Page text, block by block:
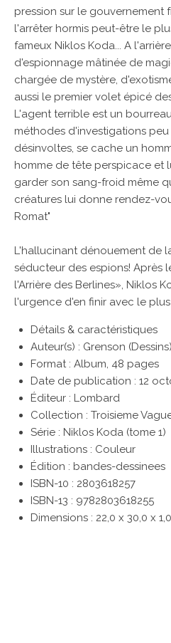
pression sur le gouvernement
l'arrêter hormis peut-être le
fameux Niklos Koda... A
d'espionnage mâtinée de
chargée de mystère,
aussi le premier volet épicé
L'agent terrible est un
méthodes d'investigations peu
désinvoltes, se cache un
homme de tête perspicace et
garder son sang-froid même
créatures lui donne rendez-
Romat"
L'hallucinant dénouement de
séducteur des espions! Après
l'Arrière des Berlines», Niklos
l'urgence d'en finir avec le
Détails & caractéristiques
Auteur(s) : Grenson
Format : Album, 48 pages
Date de publication : 12
Éditeur : Lombard
Collection : Troisieme
Série : Niklos Koda (tome 1)
Illustrations : Couleur
Édition : bandes-dessinees
ISBN-10 : 2803618257
ISBN-13 : 9782803618255
Dimensions : 22,0 x 30,0 x